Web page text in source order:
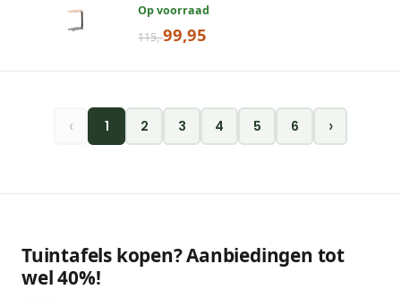
Op voorraad
115,-99,95
‹ 1 2 3 4 5 6 ›
Tuintafels kopen? Aanbiedingen tot
wel 40%!